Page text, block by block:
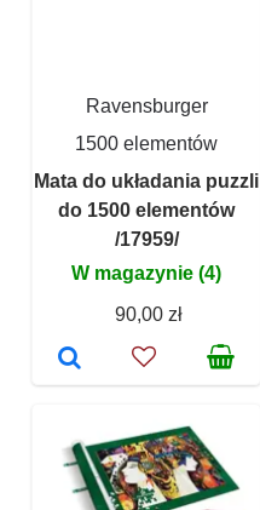
Ravensburger
1500 elementów
Mata do układania puzzli
do 1500 elementów
/17959/
W magazynie (4)
90,00 zł